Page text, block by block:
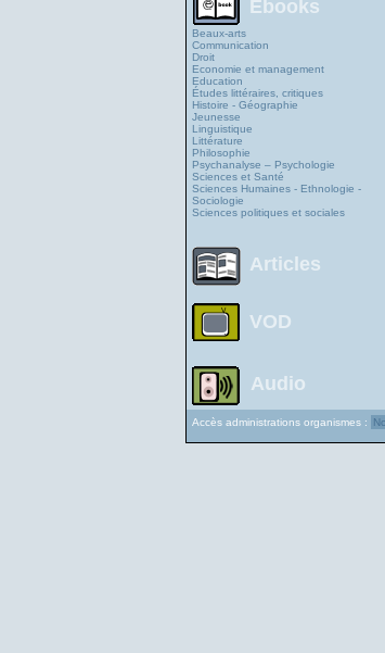
Ebooks
Beaux-arts
Communication
Droit
Economie et management
Education
Études littéraires, critiques
Histoire - Géographie
Jeunesse
Linguistique
Littérature
Philosophie
Psychanalyse – Psychologie
Sciences et Santé
Sciences Humaines - Ethnologie -
Sociologie
Sciences politiques et sociales
Articles
VOD
Audio
Accès administrations organismes :